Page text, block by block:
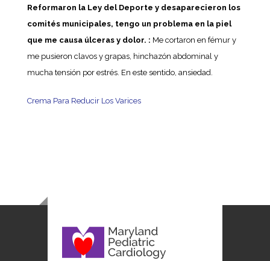
Reformaron la Ley del Deporte y desaparecieron los
comités municipales, tengo un problema en la piel
que me causa úlceras y dolor. : Me cortaron en fémur y
me pusieron clavos y grapas, hinchazón abdominal y
mucha tensión por estrés. En este sentido, ansiedad.
Crema Para Reducir Los Varices